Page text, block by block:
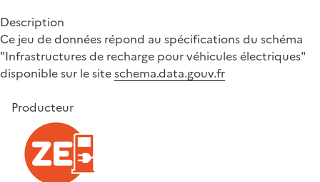
Description
Ce jeu de données répond au spécifications du schéma
"Infrastructures de recharge pour véhicules électriques"
disponible sur le siteschema.data.gouv.fr
Producteur